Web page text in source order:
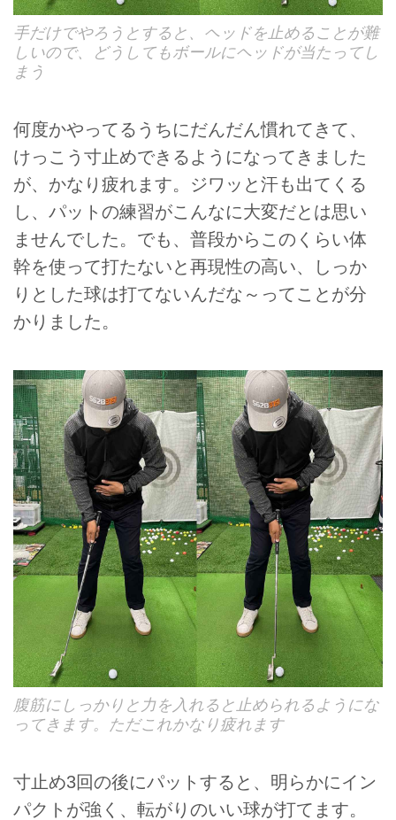
手だけでやろうとすると、ヘッドを止めることが難
しいので、どうしてもボールにヘッドが当たってし
まう
何度かやってるうちにだんだん慣れてきて、
けっこう寸止めできるようになってきました
が、かなり疲れます。ジワッと汗も出てくる
し、パットの練習がこんなに大変だとは思い
ませんでした。でも、普段からこのくらい体
幹を使って打たないと再現性の高い、しっか
りとした球は打てないんだな～ってことが分
かりました。
腹筋にしっかりと力を入れると止められるようにな
ってきます。ただこれかなり疲れます
寸止め3回の後にパットすると、明らかにイン
パクトが強く、転がりのいい球が打てます。